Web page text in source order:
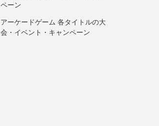
ペーン
アーケードゲーム 各タイトルの大
会・イベント・キャンペーン